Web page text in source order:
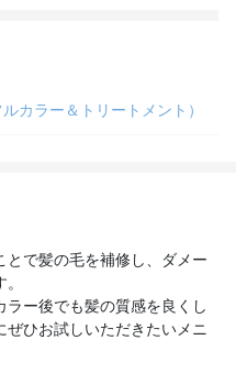
カラー＆トリートメント）
とで髪の毛を補修し、ダメー
ー後でも髪の質感を良くし
ぜひお試しいただきたいメニ